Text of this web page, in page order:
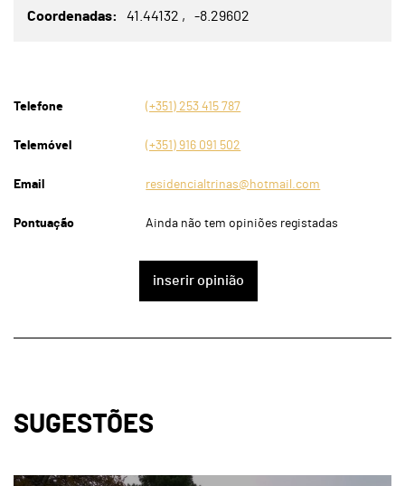
Coordenadas 41.44132 -8.29602
Telefone (+351) 253 415 787
Telemóvel (+351) 916 091 502
Email residencialtrinas@hotmail.com
Pontuação Ainda não tem opiniões registadas
inserir opinião
SUGESTÕES